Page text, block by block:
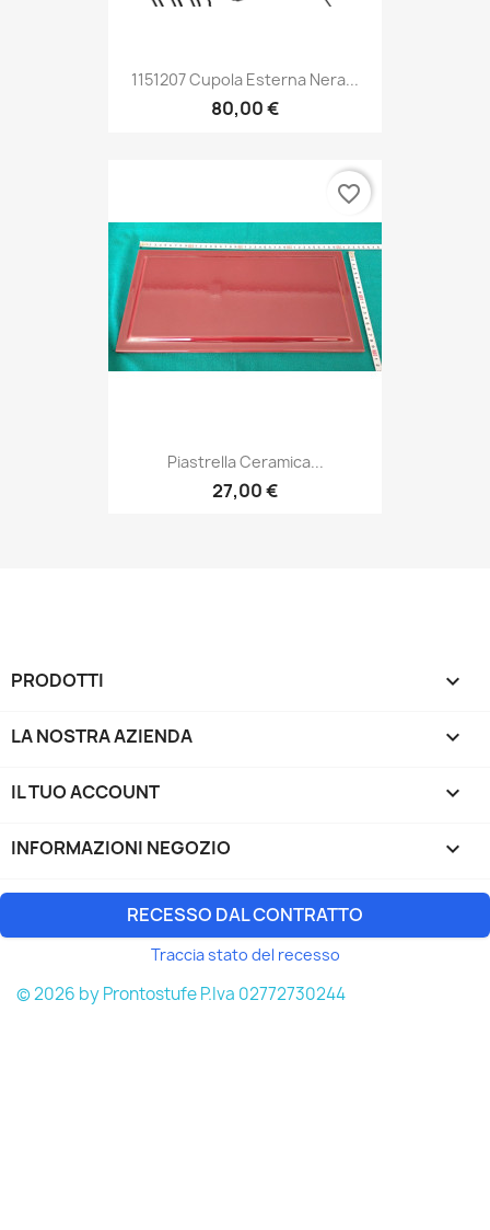
1151207 Cupola Esterna Nera...
80,00 €
Piastrella Ceramica...
27,00 €
favorite_border
PRODOTTI 
LA NOSTRA AZIENDA 
IL TUO ACCOUNT 
INFORMAZIONI NEGOZIO keyboard_arrow_down
RECESSO DAL CONTRATTO
Traccia stato del recesso
© 2026 by Prontostufe P.Iva 02772730244